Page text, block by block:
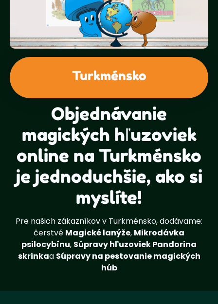
Turkménsko
Objednávanie
magických hľuzoviek
online na Turkménsko
je jednoduchšie, ako si
myslíte!
Pre našich zákazníkov v Turkménsko, dodávame:
čerstvé Magické lanýže, Mikrodávka
psilocybínu, Súpravy hľuzoviek Pandorina
skrinkaa Súpravy na pestovanie magických
húb